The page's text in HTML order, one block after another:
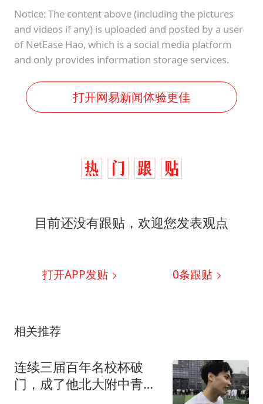
Notice: The content above (including the pictures
and videos if any) is uploaded and posted by a user
of NetEase Hao, which is a social media platform
and only provides information storage services.
打开网易新闻体验更佳
目前还没有跟贴，欢迎您发表观点
打开APP发贴 0条跟贴
相关推荐
连续三届百年名校杯破
门，成了他北大附中青春